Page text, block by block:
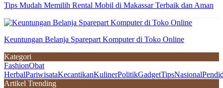
Tips Mudah Memilih Rental Mobil di Makassar Terbaik dan Aman
Keuntungan Belanja Sparepart Komputer di Toko Online
Kategori
FashionObat
HerbalPariwisataKecantikanKulinerPolitikGadgetTipsNasional
Artikel Trending